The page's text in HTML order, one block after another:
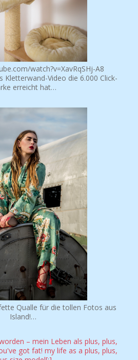
watch?v=XavRqSHj-A8
Kletterwand-Video die 6.000 Click-
erreicht hat…
Qualle für die tollen Fotos aus
Island!…